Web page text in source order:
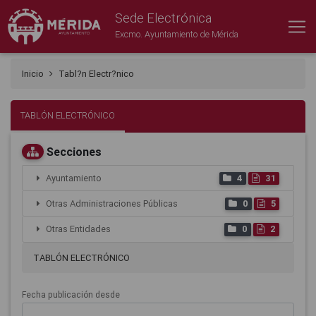
Sede Electrónica
Excmo. Ayuntamiento de Mérida
Inicio Tabl?n Electr?nico
TABLÓN ELECTRÓNICO
Secciones
Ayuntamiento 4 31
Otras Administraciones Públicas 0 5
Otras Entidades 0 2
TABLÓN ELECTRÓNICO
Fecha publicación desde